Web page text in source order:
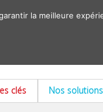
clés Nos solutions
la meilleure